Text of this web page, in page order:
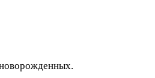
новорожденных.